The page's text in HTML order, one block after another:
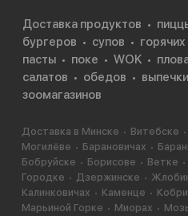
Доставка продуктов
бургеров
супов
пасты
поке WOK
салатов
обедов выпечки
зоомагазинов
Доставка в Минске Витебске
Могилёве
Барановичах
Бобруйске
Борисове Ветке
Городке
Дзержинске
Калинковичах
Каменце
Марьиной Горке
Миорах